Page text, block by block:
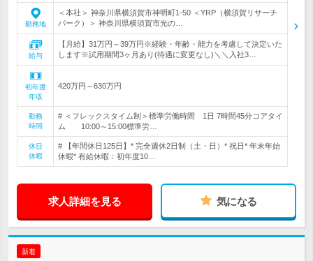
勤務地
＜本社＞ 神奈川県横須賀市神明町1-50 ＜YRP（横須賀リサーチ
パーク）＞ 神奈川県横須賀市光の…
給与
【月給】31万円～39万円※経験・年齢・能力を考慮して決定いた
します※試用期間3ヶ月あり(待遇に変更なし)＼＼入社3…
初年度
年収
420万円～630万円
勤務
時間
# ＜フレックスタイム制＞標準労働時間 1日 7時間45分コアタイ
ム 10:00～15:00標準労…
休日
休暇
# 【年間休日125日】* 完全週休2日制（土・日）* 祝日* 年末年始
休暇* 有給休暇：初年度10…
求人詳細を見る 気になる
新着